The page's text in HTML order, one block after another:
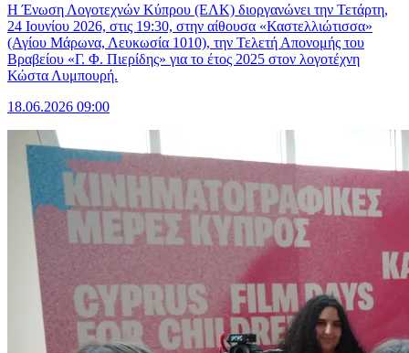
Η Ένωση Λογοτεχνών Κύπρου (ΕΛΚ) διοργανώνει την Τετάρτη,
24 Ιουνίου 2026, στις 19:30, στην αίθουσα «Καστελλιώτισσα»
(Αγίου Μάρωνα, Λευκωσία 1010), την Τελετή Απονομής του
Βραβείου «Γ. Φ. Πιερίδης» για το έτος 2025 στον λογοτέχνη
Κώστα Λυμπουρή.
18.06.2026 09:00